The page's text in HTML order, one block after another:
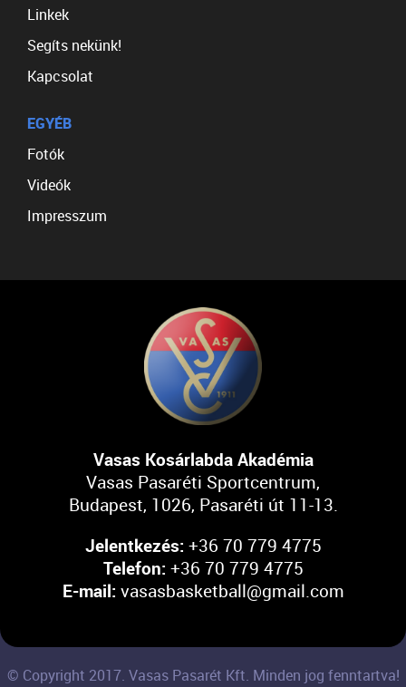
Linkek
Segíts nekünk!
Kapcsolat
EGYÉB
Fotók
Videók
Impresszum
Vasas Kosárlabda Akadémia
Vasas Pasaréti Sportcentrum,
Budapest, 1026, Pasaréti út 11-13.
Jelentkezés: +36 70 779 4775
Telefon: +36 70 779 4775
E-mail: vasasbasketball@gmail.com
© Copyright 2017. Vasas Pasarét Kft. Minden jog fenntartva!